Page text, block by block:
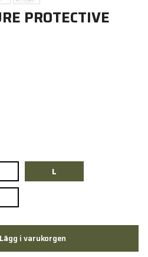
PROTECTIVE
L
Lägg i varukorgen